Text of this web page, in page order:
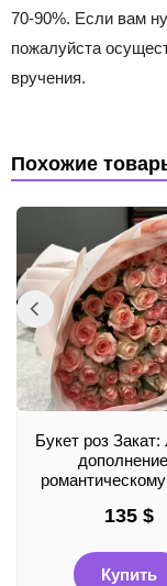
70-90%. Если вам
пожалуйста
вручения.
Похожие
Букет роз
135 $
Купить